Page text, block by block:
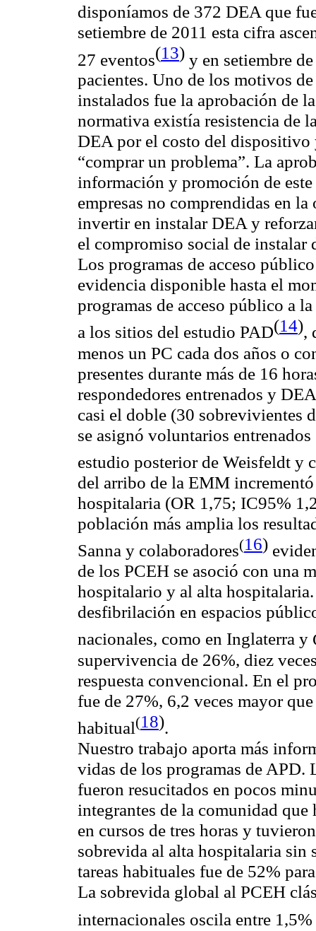
disponíamos de 372 DEA que
setiembre de 2011 esta cifra
27 eventos(13) y en setiembre
pacientes. Uno de los motivos
instalados fue la aprobación de
normativa existía resistencia de
DEA por el costo del dispositivo
“comprar un problema”. La
información y promoción de
empresas no comprendidas en
invertir en instalar DEA y
el compromiso social de
Los programas de acceso
evidencia disponible hasta el
programas de acceso público a
a los sitios del estudio PAD(14),
menos un PC cada dos años o
presentes durante más de 16
respondedores entrenados y
casi el doble (30 sobrevivientes
se asignó voluntarios
estudio posterior de Weisfeldt y
del arribo de la EMM
hospitalaria (OR 1,75; IC95%
población más amplia los
Sanna y colaboradores(16)
de los PCEH se asoció con una
hospitalario y al alta
desfibrilación en espacios
nacionales, como en Inglaterra y
supervivencia de 26%, diez
respuesta convencional. En el
fue de 27%, 6,2 veces mayor
habitual(18).
Nuestro trabajo aporta más
vidas de los programas de APD.
fueron resucitados en pocos
integrantes de la comunidad
en cursos de tres horas y
sobrevida al alta hospitalaria sin
tareas habituales fue de 52%
La sobrevida global al PCEH
internacionales oscila entre